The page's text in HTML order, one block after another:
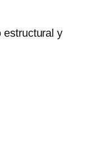
estructural y